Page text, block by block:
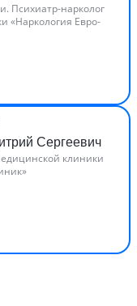
Психиатр-нарколог
«Наркология Евро-
Сергеевич
клиники